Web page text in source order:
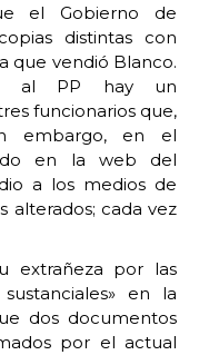
el Gobierno de
distintas con
que vendió Blanco.
al PP hay un
funcionarios que,
embargo, en el
en la web del
a los medios de
alterados; cada vez
extrañeza por las
en la
dos documentos
por el actual